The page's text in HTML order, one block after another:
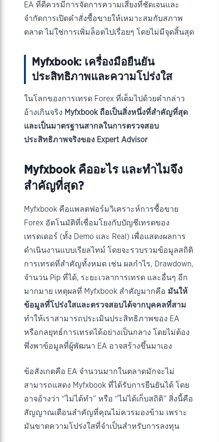
EA ที่ดีควรมีการจัดการความเสี่ยงที่ชัดเจนและ
จำกัดการเปิดคำสั่งซื้อขายให้เหมาะสมกับสภาพ
ตลาด ไม่ใช่การเพิ่มล็อตไปเรื่อยๆ โดยไม่มีจุดสิ้นสุด
Myfxbook: เครื่องมือยืนยัน
ประสิทธิภาพและความโปร่งใส
ในโลกของการเทรด Forex ที่เต็มไปด้วยคำกล่าว
อ้างเกินจริง Myfxbook ถือเป็นสิ่งหนึ่งที่สำคัญที่สุด
และเป็นมาตรฐานสากลในการตรวจสอบ
ประสิทธิภาพจริงของ Expert Advisor
Myfxbook คืออะไร และทำไมจึง
สำคัญที่สุด?
Myfxbook คือแพลตฟอร์มวิเคราะห์การซื้อขาย
Forex อัตโนมัติที่เชื่อมโยงกับบัญชีเทรดของ
เทรดเดอร์ (ทั้ง Demo และ Real) เพื่อแสดงผลการ
ดำเนินงานแบบเรียลไทม์ โดยจะรวบรวมข้อมูลสถิติ
การเทรดที่สำคัญทั้งหมด เช่น ผลกำไร, Drawdown,
จำนวน Pip ที่ได้, ระยะเวลาการเทรด และอื่นๆ อีก
มากมาย เหตุผลที่ Myfxbook สำคัญมากคือ มันให้
ข้อมูลที่โปร่งใสและตรวจสอบได้จากบุคคลที่สาม
ทำให้เราสามารถประเมินประสิทธิภาพของ EA
หรือกลยุทธ์การเทรดได้อย่างเป็นกลาง โดยไม่ต้อง
พึ่งพาข้อมูลที่ผู้พัฒนา EA อาจสร้างขึ้นมาเอง
ข้อสังเกตคือ EA จำนวนมากในตลาดมักจะไม่
สามารถแสดง Myfxbook ที่ได้รับการยืนยันได้ โดย
อาจอ้างว่า “ไม่ได้ทำ” หรือ “ไม่ได้เก็บสถิติ” สิ่งนี้คือ
สัญญาณเตือนสำคัญที่คุณไม่ควรมองข้าม เพราะ
มันขาดความโปร่งใสที่จำเป็นสำหรับการลงทุน